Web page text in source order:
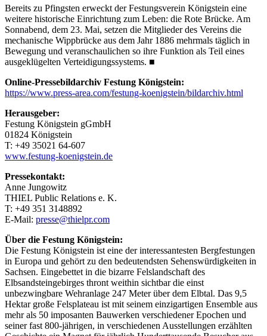
Bereits zu Pfingsten erweckt der Festungsverein Königstein eine
weitere historische Einrichtung zum Leben: die Rote Brücke. Am
Sonnabend, dem 23. Mai, setzen die Mitglieder des Vereins die
mechanische Wippbrücke aus dem Jahr 1886 mehrmals täglich in
Bewegung und veranschaulichen so ihre Funktion als Teil eines
ausgeklügelten Verteidigungssystems. ■
Online-Pressebildarchiv Festung Königstein:
https://www.press-area.com/festung-koenigstein/bildarchiv.html
Herausgeber:
Festung Königstein gGmbH
01824 Königstein
T: +49 35021 64-607
www.festung-koenigstein.de
Pressekontakt:
Anne Jungowitz
THIEL Public Relations e. K.
T: +49 351 3148892
E-Mail: presse@thielpr.com
Über die Festung Königstein:
Die Festung Königstein ist eine der interessantesten Bergfestungen
in Europa und gehört zu den bedeutendsten Sehenswürdigkeiten in
Sachsen. Eingebettet in die bizarre Felslandschaft des
Elbsandsteingebirges thront weithin sichtbar die einst
unbezwingbare Wehranlage 247 Meter über dem Elbtal. Das 9,5
Hektar große Felsplateau ist mit seinem einzigartigen Ensemble aus
mehr als 50 imposanten Bauwerken verschiedener Epochen und
seiner fast 800-jährigen, in verschiedenen Ausstellungen erzählten